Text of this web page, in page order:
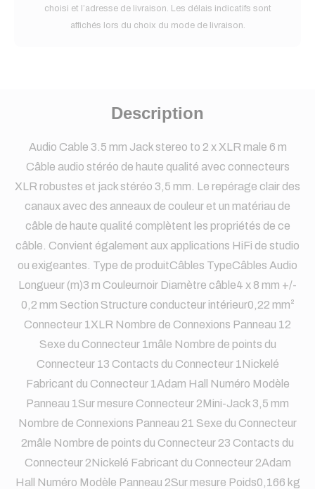
choisi et l’adresse de livraison. Les délais indicatifs sont
affichés lors du choix du mode de livraison.
Description
Audio Cable 3.5 mm Jack stereo to 2 x XLR male 6 m
Câble audio stéréo de haute qualité avec connecteurs
XLR robustes et jack stéréo 3,5 mm. Le repérage clair des
canaux avec des anneaux de couleur et un matériau de
câble de haute qualité complètent les propriétés de ce
câble. Convient également aux applications HiFi de studio
ou exigeantes. Type de produitCâbles TypeCâbles Audio
Longueur (m)3 m Couleurnoir Diamètre câble4 x 8 mm +/-
0,2 mm Section Structure conducteur intérieur0,22 mm²
Connecteur 1XLR Nombre de Connexions Panneau 12
Sexe du Connecteur 1mâle Nombre de points du
Connecteur 13 Contacts du Connecteur 1Nickelé
Fabricant du Connecteur 1Adam Hall Numéro Modèle
Panneau 1Sur mesure Connecteur 2Mini-Jack 3,5 mm
Nombre de Connexions Panneau 21 Sexe du Connecteur
2mâle Nombre de points du Connecteur 23 Contacts du
Connecteur 2Nickelé Fabricant du Connecteur 2Adam
Hall Numéro Modèle Panneau 2Sur mesure Poids0,166 kg